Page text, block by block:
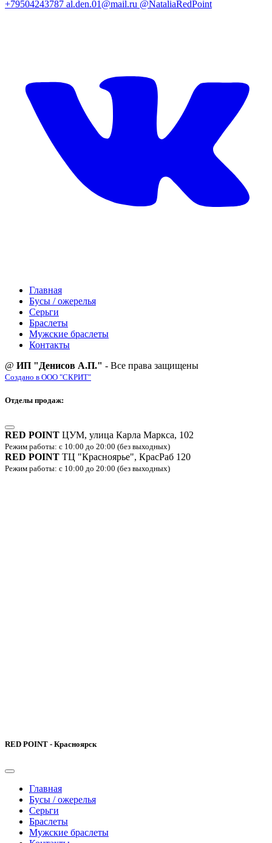
+79504243787 al.den.01@mail.ru @NataliaRedPoint
Главная
Бусы / ожерелья
Серьги
Браслеты
Мужские браслеты
Контакты
@ ИП "Денисов А.П." - Все права защищены
Создано в ООО "СКРИТ"
Отделы продаж:
RED POINT ЦУМ, улица Карла Маркса, 102
Режим работы: с 10:00 до 20:00 (без выходных)
RED POINT ТЦ "Красноярье", КрасРаб 120
Режим работы: с 10:00 до 20:00 (без выходных)
RED POINT - Красноярск
Главная
Бусы / ожерелья
Серьги
Браслеты
Мужские браслеты